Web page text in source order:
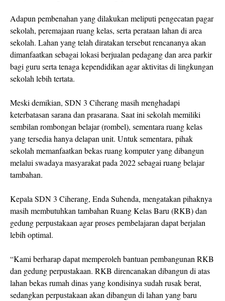
Adapun pembenahan yang dilakukan meliputi pengecatan pagar
sekolah, peremajaan ruang kelas, serta perataan lahan di area
sekolah. Lahan yang telah diratakan tersebut rencananya akan
dimanfaatkan sebagai lokasi berjualan pedagang dan area parkir
bagi guru serta tenaga kependidikan agar aktivitas di lingkungan
sekolah lebih tertata.
Meski demikian, SDN 3 Ciherang masih menghadapi
keterbatasan sarana dan prasarana. Saat ini sekolah memiliki
sembilan rombongan belajar (rombel), sementara ruang kelas
yang tersedia hanya delapan unit. Untuk sementara, pihak
sekolah memanfaatkan bekas ruang komputer yang dibangun
melalui swadaya masyarakat pada 2022 sebagai ruang belajar
tambahan.
Kepala SDN 3 Ciherang, Enda Suhenda, mengatakan pihaknya
masih membutuhkan tambahan Ruang Kelas Baru (RKB) dan
gedung perpustakaan agar proses pembelajaran dapat berjalan
lebih optimal.
“Kami berharap dapat memperoleh bantuan pembangunan RKB
dan gedung perpustakaan. RKB direncanakan dibangun di atas
lahan bekas rumah dinas yang kondisinya sudah rusak berat,
sedangkan perpustakaan akan dibangun di lahan yang baru